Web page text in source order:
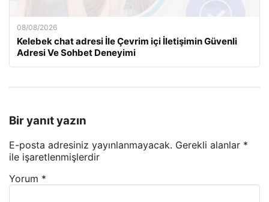
08/08/2026
Kelebek chat adresi İle Çevrim içi İletişimin Güvenli
Adresi Ve Sohbet Deneyimi
Bir yanıt yazın
E-posta adresiniz yayınlanmayacak. Gerekli alanlar *
ile işaretlenmişlerdir
Yorum *